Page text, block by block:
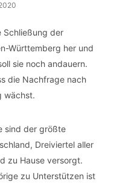
Schließung der
Württemberg her und
sie noch andauern.
die Nachfrage nach
wächst.
sind der größte
Dreiviertel aller
zu Hause versorgt.
zu Unterstützen ist